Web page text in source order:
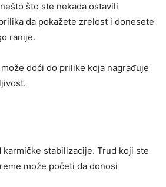
što ste nekada ostavili
da pokažete zrelost i donesete
ranije.
doći do prilike koja nagrađuje
stabilizacije. Trud koji ste
može početi da donosi